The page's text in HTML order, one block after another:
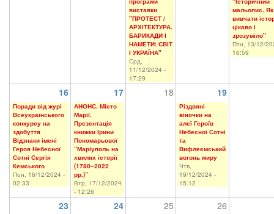
виставки
"ПРОТЕСТ /
АРХІТЕКТУРА.
БАРИКАДИ І
НАМЕТИ: СВІТ
І УКРАЇНА"
Срд,
11/12/2024 -
17:29
мальопис. Як
вивчати
цікаво і
зрозуміло"
Птн, 13/12/
16:59
16 17 18 19
Поради від журі
Всеукраїнського
конкурсу на
здобуття
Відзнаки імені
Героя Небесної
Сотні Сергія
Кемського
Пон, 16/12/2024 -
02:33
АНОНС. Місто
Марії.
Презентація
книжки Ірини
Пономарьової
“Маріуполь на
хвилях історії
(1780–2022
рр.)”
Втр, 17/12/2024
- 12:26
Різдвяні
віночки на
алеї Героїв
Небесної Сотні
та
Вифлеємський
вогонь миру
Чтв,
19/12/2024 -
15:12
23 24 25 26